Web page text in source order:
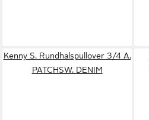
Kenny S. Rundhalspullover 3/4 A.
PATCHSW. DENIM